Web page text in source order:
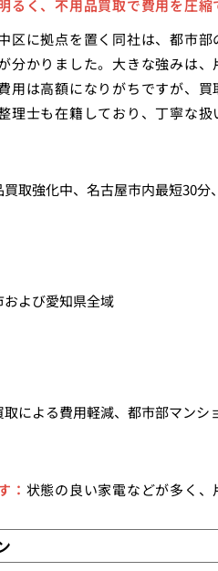
るく、不用品買取で費用を圧縮
区に拠点を置く同社は、都市
分かりました。大きな強みは
用は高額になりがちですが、
理士も在籍しており、丁寧な扱
買取強化中、名古屋市内最短30分
および愛知県全域
取による費用軽減、都市部マンシ
： 状態の良い家電などが多く、